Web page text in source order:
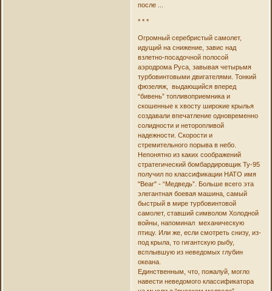
после ...
* * *
Огромный серебристый самолет,
идущий на снижение, завис над
взлетно-посадочной полосой
аэродрома Руса, завывая четырьмя
турбовинтовыми двигателями. Тонкий
фюзеляж, выдающийся вперед
“бивень” топливоприемника и
скошенные к хвосту широкие крылья
создавали впечатление одновременно
солидности и неторопливой
надежности. Скорости и
стремительного порыва в небо.
Непонятно из каких соображений
стратегический бомбардировщик Ту-95
получил по классификации НАТО имя
"Bear" - “Медведь”. Больше всего эта
элегантная боевая машина, самый
быстрый в мире турбовинтовой
самолет, ставший символом Холодной
войны, напоминал механическую
птицу. Или же, если смотреть снизу, из-
под крыла, то гигантскую рыбу,
всплывшую из неведомых глубин
океана.
Единственным, что, пожалуй, могло
навести неведомого классификатора